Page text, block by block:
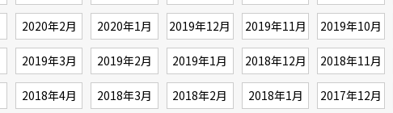
2020年2月 2020年1月 2019年12月 2019年11月 2019年10月
2019年3月 2019年2月 2019年1月 2018年12月 2018年11月
2018年4月 2018年3月 2018年2月 2018年1月 2017年12月